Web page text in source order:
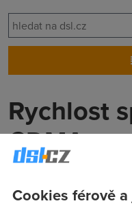
Rychlost
CDMA
Zkoušel jsem s
Cookies férově